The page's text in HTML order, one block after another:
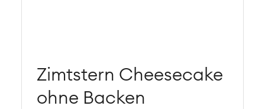
Zimtstern Cheesecake
ohne Backen